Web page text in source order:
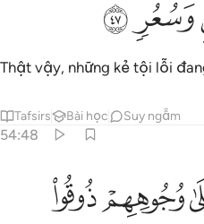
ﳏﳐ
Thật vậy, những kẻ tội lỗi
Tafsirs Bài học Suy ngẫm
54:48
مس سقر ٤٨
ذُوقُوا۟ مَسَّ سَقَرَ ٤٨
ﳖﳗ